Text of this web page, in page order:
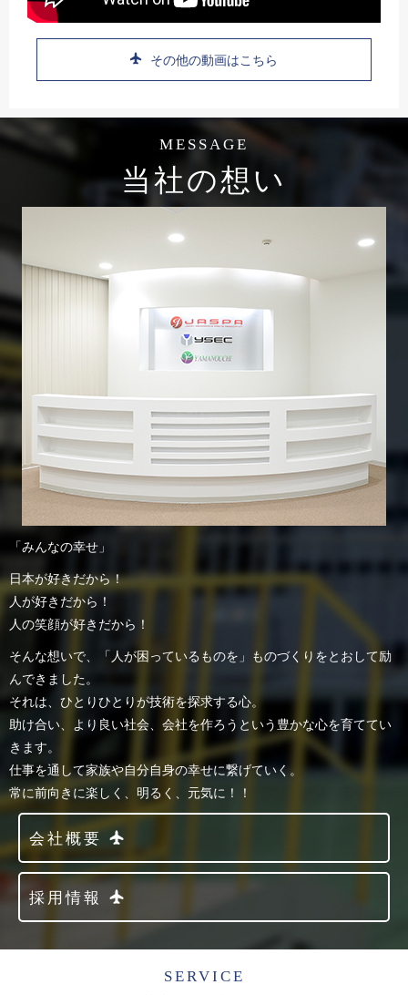
その他の動画はこちら
MESSAGE
当社の想い
「みんなの幸せ」
日本が好きだから！
人が好きだから！
人の笑顔が好きだから！
そんな想いで、「人が困っているものを」ものづくりをとおして励
んできました。
それは、ひとりひとりが技術を探求する心。
助け合い、より良い社会、会社を作ろうという豊かな心を育ててい
きます。
仕事を通して家族や自分自身の幸せに繋げていく。
常に前向きに楽しく、明るく、元気に！！
会社概要
採用情報
SERVICE